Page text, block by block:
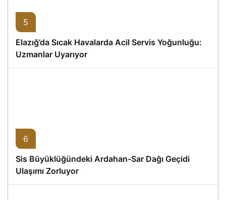
5
Elazığ’da Sıcak Havalarda Acil Servis Yoğunluğu:
Uzmanlar Uyarıyor
6
Sis Büyüklüğündeki Ardahan-Sar Dağı Geçidi
Ulaşımı Zorluyor